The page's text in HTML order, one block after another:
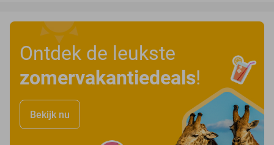
Ontdek de leukste
zomervakantiedeals!
Bekijk nu